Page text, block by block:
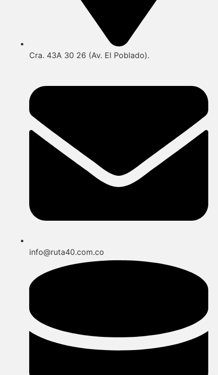
Cra. 43A 30 26 (Av. El Poblado).
info@ruta40.com.co